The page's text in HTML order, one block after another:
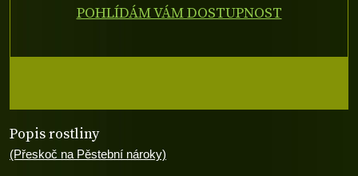
Popis rostliny
(Přeskoč na Pěstební nároky)
POHLÍDÁM VÁM DOSTUPNOST